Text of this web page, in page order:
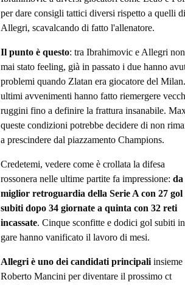
per dare consigli tattici diversi rispetto a quelli di
Allegri, scavalcando di fatto l'allenatore.
Il punto è questo: tra Ibrahimovic e Allegri
mai stato feeling, già in passato i due hanno
problemi quando Zlatan era giocatore del
ultimi avvenimenti hanno fatto riemergere
ruggini fino a definire la frattura insanabile.
queste condizioni potrebbe decidere di non
a prescindere dal piazzamento Champions.
Credetemi, vedere come è crollata la difesa
rossonera nelle ultime partite fa impressione: da
miglior retroguardia della Serie A con 27 gol
subiti dopo 34 giornate a quinta con 32 reti
incassate. Cinque sconfitte e dodici gol subiti
gare hanno vanificato il lavoro di mesi.
Allegri è uno dei candidati principali insieme
Roberto Mancini per diventare il prossimo ct